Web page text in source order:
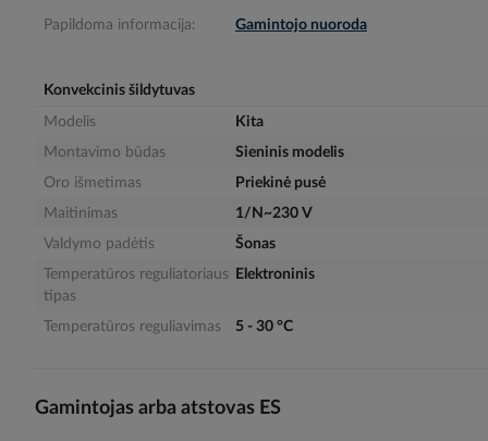
images
Papildoma informacija: Gamintojo nuoroda
Konvekcinis šildytuvas
Modelis
Kita
Montavimo būdas
Sieninis modelis
Oro išmetimas
Priekinė pusė
Maitinimas
1/N~230 V
Valdymo padėtis
Šonas
Temperatūros reguliatoriaus
tipas
Elektroninis
Temperatūros reguliavimas 5 - 30 °C
Gamintojas arba atstovas ES